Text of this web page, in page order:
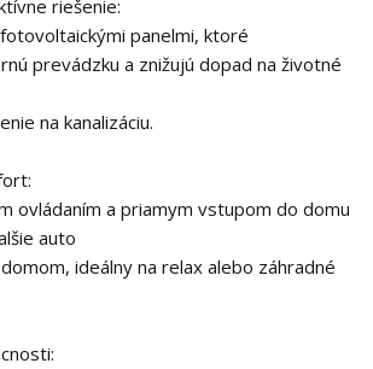
riešenie:
panelmi, ktoré
prevádzku a znižujú dopad na životné
na kanalizáciu.
ovládaním a priamym vstupom do domu
auto
ideálny na relax alebo záhradné